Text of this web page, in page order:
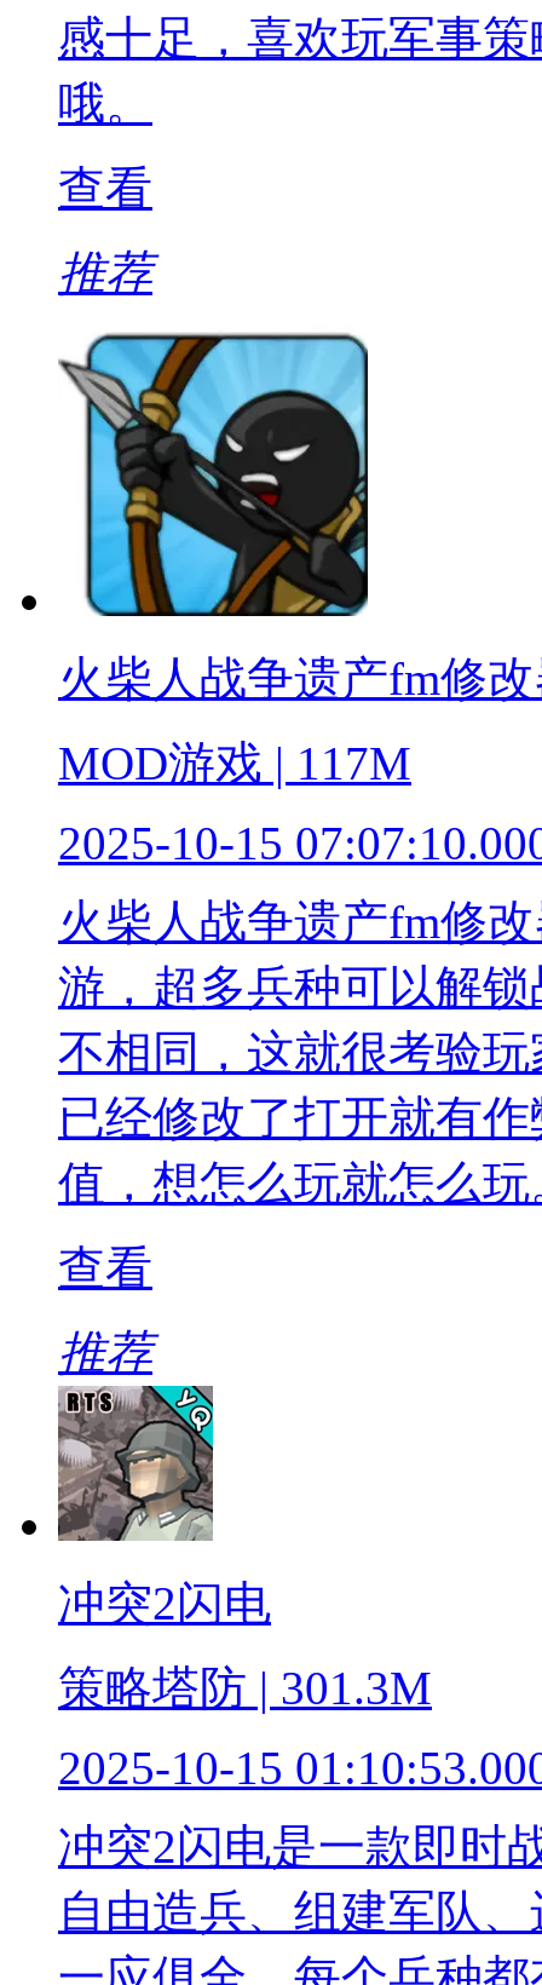
感十足，喜欢玩军事
哦。
查看
推荐
火柴人战争遗产fm修
MOD游戏 | 117M
2025-10-15
火柴人战争遗产fm修
游，超多兵种可以解
不相同，这就很考验
已经修改了打开就有
值，想怎么玩就怎么玩
查看
推荐
冲突2闪电
策略塔防 | 301.3M
2025-10-15
冲突2闪电是一款即时
自由造兵、组建军队